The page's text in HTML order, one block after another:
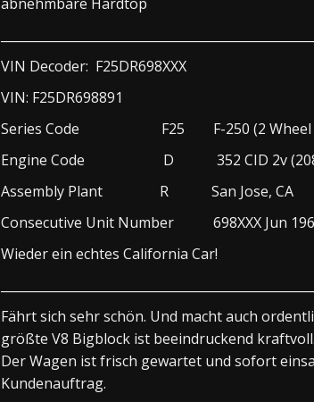
VIN Decoder: F25DR698XXX
VIN: F25DR698891
Series Code F25 F-250 (2 Wheel
Engine Code D 352 CID 2v (208 HP
Assembly Plant R San Jose, CA
Consecutive Unit Number 698XXX Jun
Wieder ein echtes California Car!
Fährt sich sehr schön. Und macht auch
größte V8 Bigblock ist beeindruckend
Der Wagen ist frisch gewartet und sofort
Kundenauftrag.